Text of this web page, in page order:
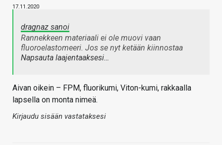
17.11.2020
dragnaz sanoi
Rannekkeen materiaali ei ole muovi vaan
fluoroelastomeeri. Jos se nyt ketään kiinnostaa
Napsauta laajentaaksesi…
Aivan oikein – FPM, fluorikumi, Viton-kumi, rakkaalla
lapsella on monta nimeä.
Kirjaudu sisään vastataksesi